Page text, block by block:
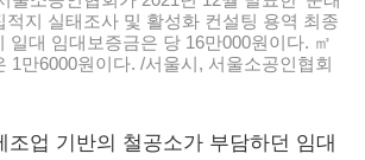
적지 실태조사 및 활성화 컨설팅 용역 최종
일대 임대보증금은 당 16만000원이다. ㎡
1만6000원이다. /서울시, 서울소공인협회
조업 기반의 철공소가 부담하던 임대